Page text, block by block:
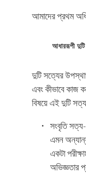
আমাদের প্রথম
আধাররূপী
দুটি সত্যের
এবং কীভাবে কাজ
বিষয়ে এই দুটি
সংবৃতি
এমন
একটা
অভিজ্ঞতার